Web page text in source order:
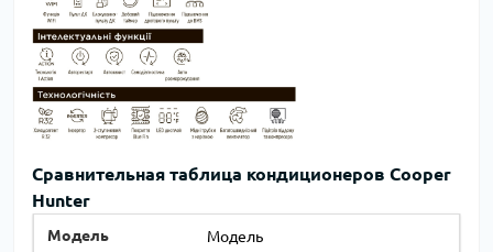
Сравнительная таблица кондиционеров Cooper
Hunter
Модель